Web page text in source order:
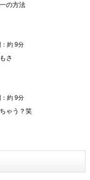
の方法
約 9分
さ
約 9分
ゃう？笑